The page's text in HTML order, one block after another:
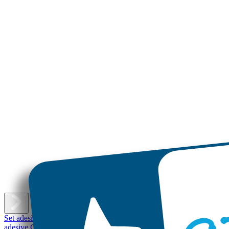
Set adesivi con nome Etichette adesive piccole Etichette adesive
adesive Grandi
Etichette per scarpe